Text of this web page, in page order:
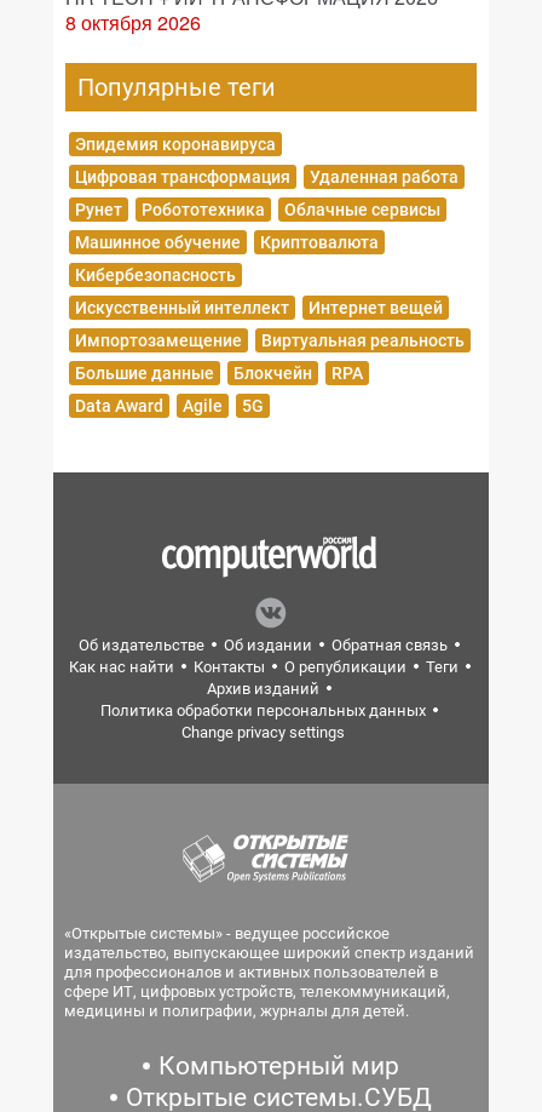
8 октября 2026
Популярные теги
Эпидемия коронавируса
Цифровая трансформация
Удаленная работа
Рунет
Робототехника
Облачные сервисы
Машинное обучение
Криптовалюта
Кибербезопасность
Искусственный интеллект
Интернет вещей
Импортозамещение
Виртуальная реальность
Большие данные
Блокчейн
RPA
Data Award
Agile 5G
Об издательстве Об издании
Обратная связь
Как нас найти
Контакты О републикации
Теги
Архив изданий
Политика обработки персональных данных
Change privacy settings
«Открытые системы» - ведущее российское
издательство, выпускающее широкий спектр изданий
для профессионалов и активных пользователей в
сфере ИТ, цифровых устройств, телекоммуникаций,
медицины и полиграфии, журналы для детей.
Компьютерный мир
Открытые системы.СУБД